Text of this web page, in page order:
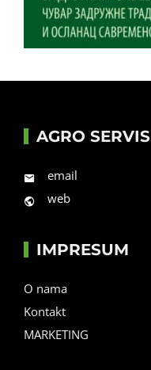
AGRO SERVIS
email
web
IMPRESUM
O nama
Kontakt
MARKETING